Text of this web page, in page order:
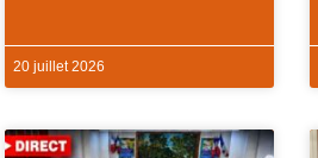
20 juillet 2026